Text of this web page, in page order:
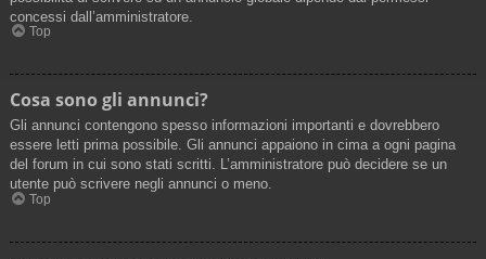
concessi dall’amministratore.
Top
Cosa sono gli annunci?
Gli annunci contengono spesso informazioni importanti e dovrebbero
essere letti prima possibile. Gli annunci appaiono in cima a ogni pagina
del forum in cui sono stati scritti. L’amministratore può decidere se un
utente può scrivere negli annunci o meno.
Top